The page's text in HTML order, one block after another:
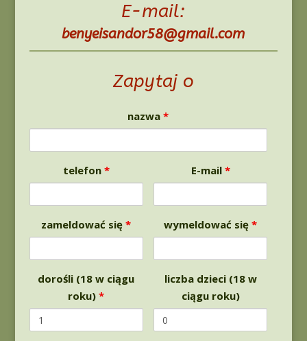
E-mail:
benyeisandor58@gmail.com
Zapytaj o
nazwa*
telefon * E-mail *
zameldować się* wymeldować się*
dorośli (18 w ciągu
roku)*
liczba dzieci (18 w
ciągu roku)